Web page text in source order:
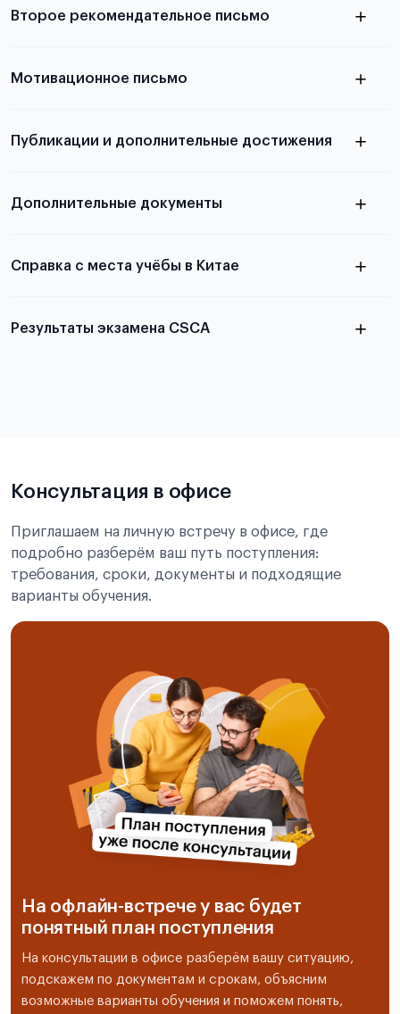
выезда
письма
Второе рекомендательное письмо
письма
Мотивационное письмо
статье
Публикации и дополнительные достижения
Дополнительные документы
Справка с места учёбы в Китае
Результаты экзамена CSCA
Консультация в офисе
Приглашаем на личную встречу в офисе, где
подробно разберём ваш путь поступления:
требования, сроки, документы и подходящие
варианты обучения.
На офлайн-встрече у вас будет
понятный план поступления
На консультации в офисе разберём вашу ситуацию,
подскажем по документам и срокам, объясним
возможные варианты обучения и поможем понять,